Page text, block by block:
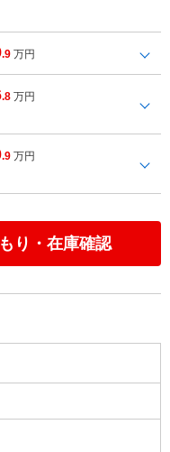
.9 万円
.8 万円
.9 万円
り・在庫確認